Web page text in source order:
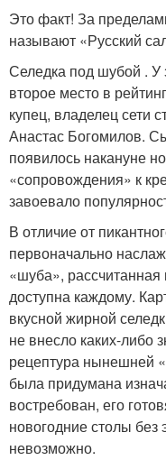
Это факт! За
называют «Русский
Селедка под шубой . У
второе место в
купец, владелец сети
Анастас Богомилов.
появилось накануне
«сопровождения» к
завоевало
В отличие от
первоначально
«шуба»,
доступна каждому.
вкусной жирной
не внесло каких-либо
рецептура нынешней
была придумана
востребован, его
новогодние столы без
невозможно.